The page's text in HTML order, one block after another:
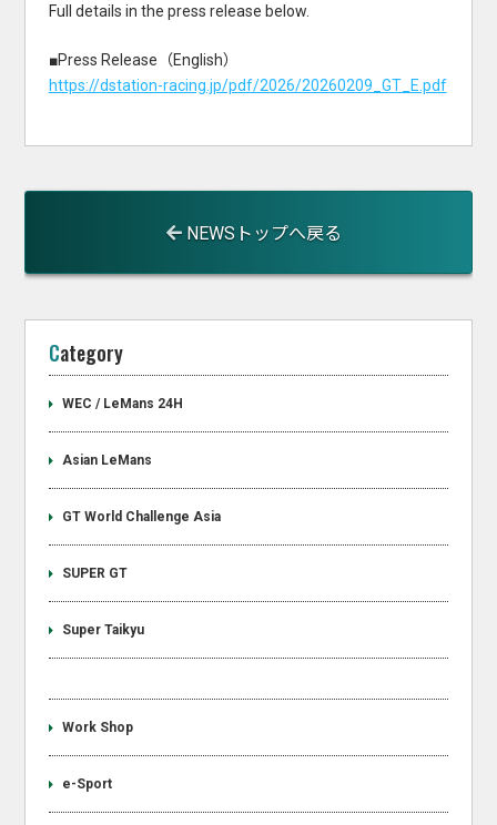
Full details in the press release below.
■Press Release（English）
https://dstation-racing.jp/pdf/2026/20260209_GT_E.pdf
NEWSトップへ戻る
Category
WEC / LeMans 24H
Asian LeMans
GT World Challenge Asia
SUPER GT
Super Taikyu
Work Shop
e-Sport